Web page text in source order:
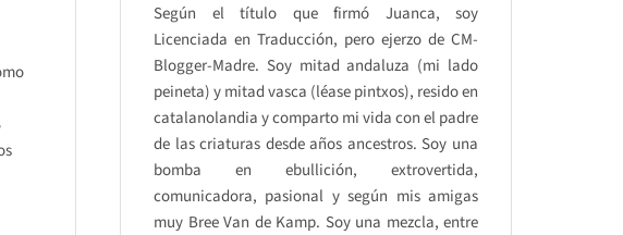
Según el título que firmó Juanca, soy
Licenciada en Traducción, pero ejerzo de CM-
Blogger-Madre. Soy mitad andaluza (mi lado
peineta) y mitad vasca (léase pintxos), resido en
catalanolandia y comparto mi vida con el padre
de las criaturas desde años ancestros. Soy una
bomba en ebullición, extrovertida,
comunicadora, pasional y según mis amigas
muy Bree Van de Kamp. Soy una mezcla, entre